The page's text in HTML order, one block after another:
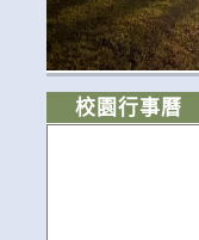
校園行事曆